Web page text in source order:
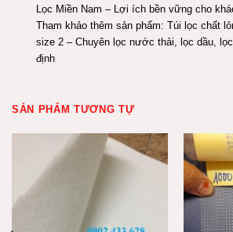
Lọc Miền Nam – Lợi ích bền vững cho
Tham khảo thêm sản phẩm: Túi lọc chất
size 2 – Chuyên lọc nước thải, lọc dầu,
định
SẢN PHẨM TƯƠNG TỰ